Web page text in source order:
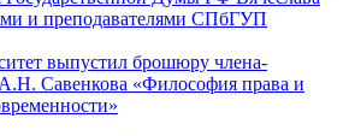
и преподавателями СПбГУП
выпустил брошюру члена-
Савенкова «Философия права и